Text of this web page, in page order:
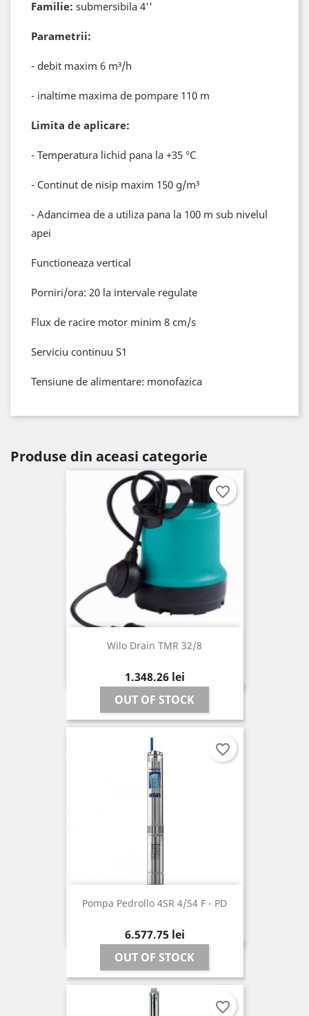
Familie: submersibila 4''
Parametrii:
- debit maxim 6 m³/h
- inaltime maxima de pompare 110 m
Limita de aplicare:
- Temperatura lichid pana la +35 °C
- Continut de nisip maxim 150 g/m³
- Adancimea de a utiliza pana la 100 m sub nivelul
apei
Functioneaza vertical
Porniri/ora: 20 la intervale regulate
Flux de racire motor minim 8 cm/s
Serviciu continuu S1
Tensiune de alimentare: monofazica
Produse din aceasi categorie
Wilo Drain TMR 32/8
Pret
1.348,26 lei
OUT OF STOCK
favorite_border
Pompa Pedrollo 4SR 4/54 F - PD
Pret
6.577,75 lei
OUT OF STOCK
favorite_border
favorite_border